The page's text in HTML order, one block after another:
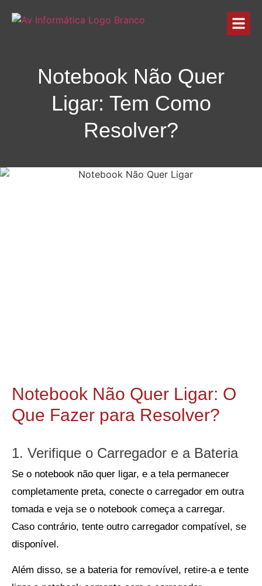
Notebook Não Quer
Ligar: Tem Como
Resolver?
Notebook Não Quer Ligar: O
Que Fazer para Resolver?
1. Verifique o Carregador e a Bateria
Se o notebook não quer ligar, e a tela permanecer
completamente preta, conecte o carregador em outra
tomada e veja se o notebook começa a carregar.
Caso contrário, tente outro carregador compatível, se
disponível.
Além disso, se a bateria for removível, retire-a e tente